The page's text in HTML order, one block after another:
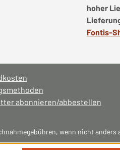
hoher
Fontis-
abonnieren/abbestellen
wenn nicht anders